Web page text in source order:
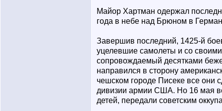
Майор Хартман одержал
года в небе над Брюном в
Завершив последний, 1425-й
уцелевшие самолеты и со
сопровождаемый десятками
направился в сторону
чешском городе Писеке все они
дивизии армии США. Но 16 мая
детей, передали советским